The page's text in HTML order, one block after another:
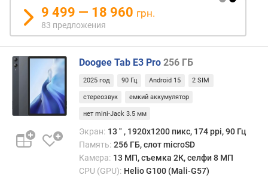
з
р
е
ш
(
п
и
к
9 499 — 18 960 грн.
83 предложения
Doogee Tab E3 Pro 256 ГБ
2025 год 90 Гц Android 15 2 SIM
стереозвук емкий аккумулятор
нет mini-Jack 3.5 мм
Экран: 13 ″ , 1920x1200 пикс, 174 ppi, 90 Гц
Память: 256 ГБ, слот microSD
Камера: 13 МП, съемка 2К, селфи 8 МП
CPU (GPU): Helio G100 (Mali-G57)